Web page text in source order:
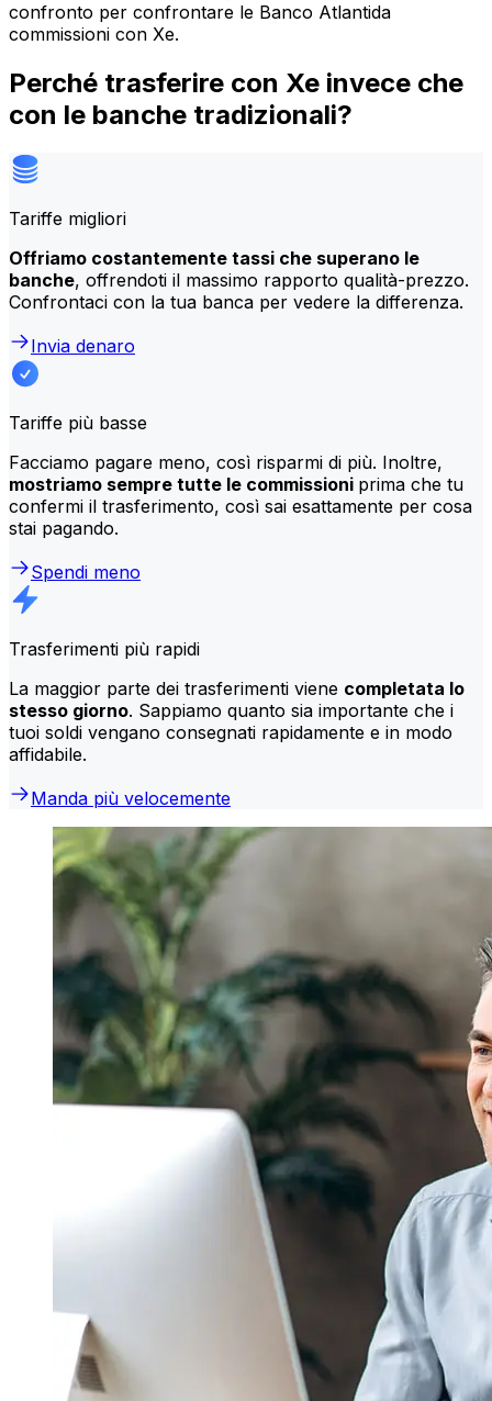
confronto per confrontare le Banco Atlantida
commissioni con Xe.
Perché trasferire con Xe invece che
con le banche tradizionali?
Tariffe migliori
Offriamo costantemente tassi che superano le
banche, offrendoti il massimo rapporto qualità-prezzo.
Confrontaci con la tua banca per vedere la differenza.
Invia denaro
Tariffe più basse
Facciamo pagare meno, così risparmi di più. Inoltre,
mostriamo sempre tutte le commissioni prima che tu
confermi il trasferimento, così sai esattamente per cosa
stai pagando.
Spendi meno
Trasferimenti più rapidi
La maggior parte dei trasferimenti viene completata lo
stesso giorno. Sappiamo quanto sia importante che i
tuoi soldi vengano consegnati rapidamente e in modo
affidabile.
Manda più velocemente